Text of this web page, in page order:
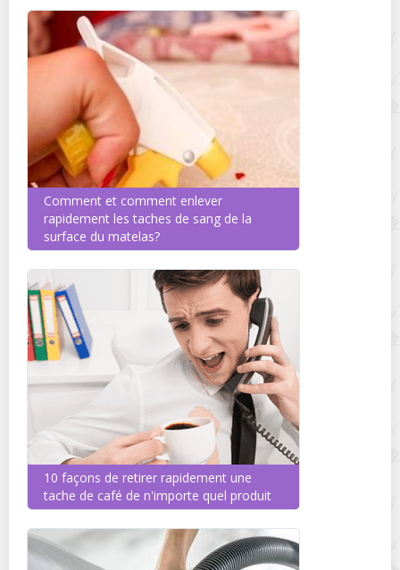
Comment et comment enlever
rapidement les taches de sang de la
surface du matelas?
10 façons de retirer rapidement une
tache de café de n'importe quel produit